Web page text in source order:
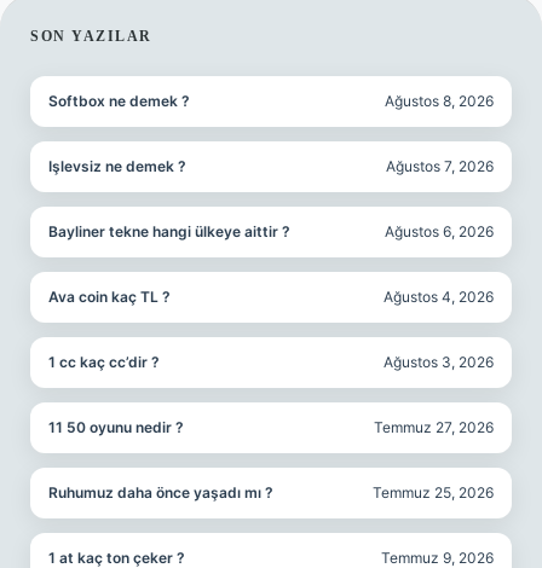
SIDEBAR
SON YAZILAR
Softbox ne demek ? Ağustos 8, 2026
Işlevsiz ne demek ? Ağustos 7, 2026
Bayliner tekne hangi ülkeye aittir ? Ağustos 6, 2026
Ava coin kaç TL ? Ağustos 4, 2026
1 cc kaç cc’dir ? Ağustos 3, 2026
11 50 oyunu nedir ? Temmuz 27, 2026
Ruhumuz daha önce yaşadı mı ? Temmuz 25, 2026
1 at kaç ton çeker ? Temmuz 9, 2026